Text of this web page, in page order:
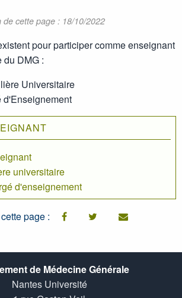
cette page : 18/10/2022
pour participer comme enseignant
DMG :
Universitaire
d'Enseignement
universitaire
d'enseignement
page : facebook twitter
de Médecine Générale
Nantes Université